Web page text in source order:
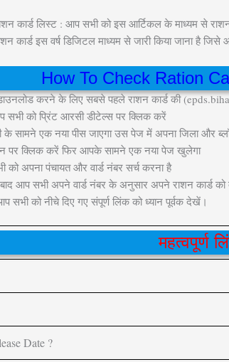
कार्ड लिस्ट : आप सभी को इस आर्टिकल के माध्यम से राशन
कार्ड इस वर्ष डिजिटल माध्यम से जारी किया जाना
How To Check Ration
करने के लिए सबसे पहले राशन कार्ड की
को प्रिंट आरसी डीटेल्स पर क्लिक करें
के सामने एक नया पीस जाएगा उस पेज में अपना जिला और
पर क्लिक करें फिर आपके सामने एक नया पेज खुलेगा
अपना पंचायत और वार्ड नंबर सर्च करना है
आप सभी अपने वार्ड नंबर के अनुसार अपने राशन कार्ड
सभी को नीचे दिए गए संपूर्ण लिंक को ध्यान पूर्वक देखें।
महत्वपूर्ण
Date ?